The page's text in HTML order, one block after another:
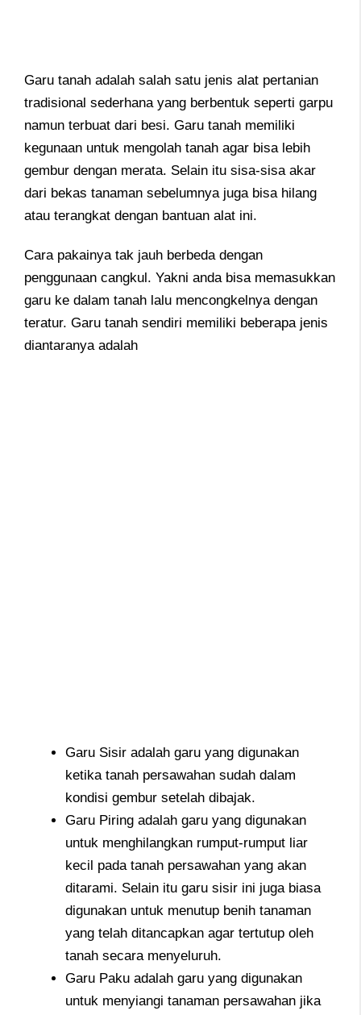
Garu tanah adalah salah satu jenis alat pertanian
tradisional sederhana yang berbentuk seperti garpu
namun terbuat dari besi. Garu tanah memiliki
kegunaan untuk mengolah tanah agar bisa lebih
gembur dengan merata. Selain itu sisa-sisa akar
dari bekas tanaman sebelumnya juga bisa hilang
atau terangkat dengan bantuan alat ini.
Cara pakainya tak jauh berbeda dengan
penggunaan cangkul. Yakni anda bisa memasukkan
garu ke dalam tanah lalu mencongkelnya dengan
teratur. Garu tanah sendiri memiliki beberapa jenis
diantaranya adalah
Garu Sisir adalah garu yang digunakan
ketika tanah persawahan sudah dalam
kondisi gembur setelah dibajak.
Garu Piring adalah garu yang digunakan
untuk menghilangkan rumput-rumput liar
kecil pada tanah persawahan yang akan
ditarami. Selain itu garu sisir ini juga biasa
digunakan untuk menutup benih tanaman
yang telah ditancapkan agar tertutup oleh
tanah secara menyeluruh.
Garu Paku adalah garu yang digunakan
untuk menyiangi tanaman persawahan jika